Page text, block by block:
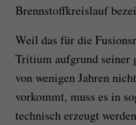
Brennstoffkreislauf
Weil das für die
Tritium aufgrund seiner
von wenigen Jahren
vorkommt, muss es in
technisch erzeugt